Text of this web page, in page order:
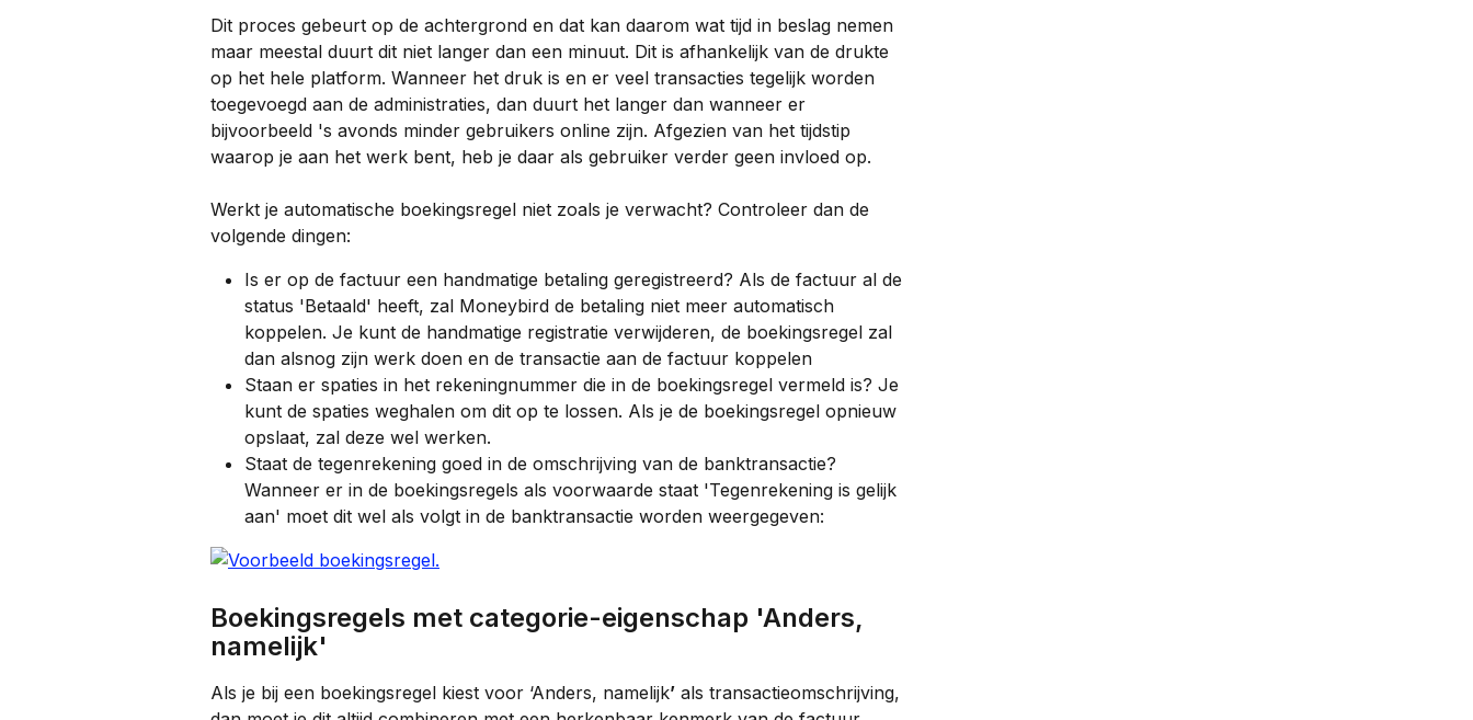
Dit proces gebeurt op de achtergrond en dat kan daarom wat tijd in beslag nemen
maar meestal duurt dit niet langer dan een minuut. Dit is afhankelijk van de drukte
op het hele platform. Wanneer het druk is en er veel transacties tegelijk worden
toegevoegd aan de administraties, dan duurt het langer dan wanneer er
bijvoorbeeld 's avonds minder gebruikers online zijn. Afgezien van het tijdstip
waarop je aan het werk bent, heb je daar als gebruiker verder geen invloed op.
Werkt je automatische boekingsregel niet zoals je verwacht? Controleer dan de
volgende dingen:
Is er op de factuur een handmatige betaling geregistreerd? Als de factuur al de
status 'Betaald' heeft, zal Moneybird de betaling niet meer automatisch
koppelen. Je kunt de handmatige registratie verwijderen, de boekingsregel zal
dan alsnog zijn werk doen en de transactie aan de factuur koppelen
Staan er spaties in het rekeningnummer die in de boekingsregel vermeld is? Je
kunt de spaties weghalen om dit op te lossen. Als je de boekingsregel opnieuw
opslaat, zal deze wel werken.
Staat de tegenrekening goed in de omschrijving van de banktransactie?
Wanneer er in de boekingsregels als voorwaarde staat 'Tegenrekening is gelijk
aan' moet dit wel als volgt in de banktransactie worden weergegeven:
Boekingsregels met categorie-eigenschap 'Anders,
namelijk'
Als je bij een boekingsregel kiest voor ‘Anders, namelijk’ als transactieomschrijving,